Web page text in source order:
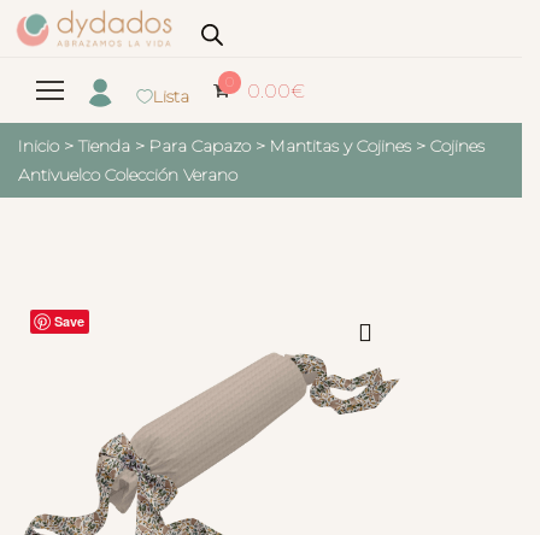
Lista
0 0.00€
Inicio > Tienda > Para Capazo > Mantitas y Cojines > Cojines
Antivuelco Colección Verano
Save